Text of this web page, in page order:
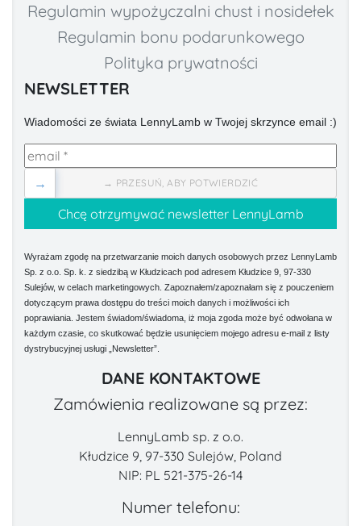
Regulamin wypożyczalni chust i nosidełek
Regulamin bonu podarunkowego
Polityka prywatności
NEWSLETTER
Wiadomości ze świata LennyLamb w Twojej skrzynce email :)
→ PRZESUŃ, ABY POTWIERDZIĆ
→
Wyrażam zgodę na przetwarzanie moich danych osobowych przez LennyLamb
Sp. z o.o. Sp. k. z siedzibą w Kłudzicach pod adresem Kłudzice 9, 97-330
Sulejów, w celach marketingowych. Zapoznałem/zapoznałam się z pouczeniem
dotyczącym prawa dostępu do treści moich danych i możliwości ich
poprawiania. Jestem świadom/świadoma, iż moja zgoda może być odwołana w
każdym czasie, co skutkować będzie usunięciem mojego adresu e-mail z listy
dystrybucyjnej usługi „Newsletter”.
DANE KONTAKTOWE
Zamówienia realizowane są przez:
LennyLamb sp. z o.o.
Kłudzice 9, 97-330 Sulejów, Poland
NIP: PL 521-375-26-14
Numer telefonu: